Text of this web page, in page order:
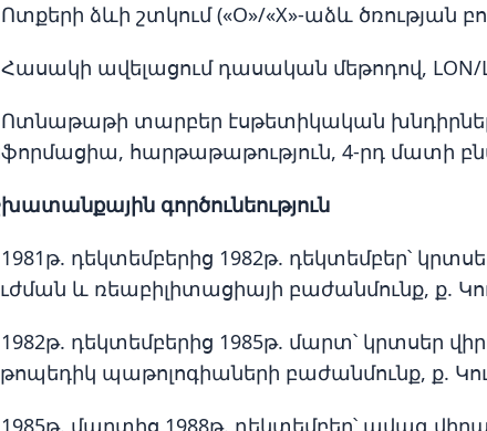
ձևի շտկում («O»/«X»-աձև ծռության
ավելացում դասական մեթոդով, LON/
տարբեր էսթետիկական խնդիրների
հարթաթաթություն, 4-րդ մատի
գործունեություն
դեկտեմբերից 1982թ. դեկտեմբեր՝
և ռեաբիլիտացիայի բաժանմունք, ք.
դեկտեմբերից 1985թ. մարտ՝ կրտսեր
պաթոլոգիաների բաժանմունք, ք.
մարտից 1988թ. դեկտեմբեր՝ ավագ